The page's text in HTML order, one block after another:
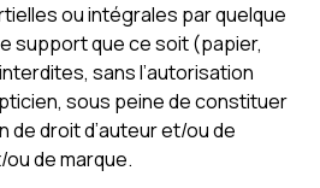
ou intégrales par quelque
support que ce soit (papier,
sans l’autorisation
sous peine de constituer
de droit d’auteur et/ou de
de marque.